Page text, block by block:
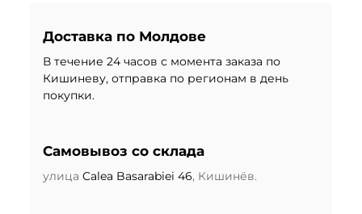
Доставка по Молдове
В течение 24 часов с момента заказа по
Кишиневу, отправка по регионам в день
покупки.
Самовывоз со склада
улица Calea Basarabiei 46, Кишинёв.